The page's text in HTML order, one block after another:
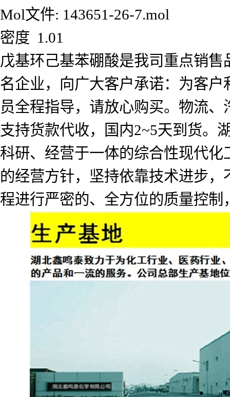
Mol文件: 143651-26-7.mol
密度 1.01
戊基环己基苯硼酸是我司重点销
名企业，向广大客户承诺：为客
员全程指导，请放心购买。物流
支持货款代收，国内2~5天到货。
科研、经营于一体的综合性现代
的经营方针，坚持依靠技术进步
程进行严密的、全方位的质量控